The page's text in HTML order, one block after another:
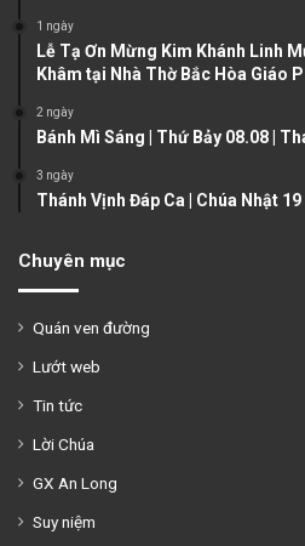
g
1 ngày
Lễ Tạ Ơn Mừng Kim Khánh Linh
Khâm tại Nhà Thờ Bắc Hòa Giáo
2 ngày
Bánh Mì Sáng | Thứ Bảy 08.08 |
3 ngày
Thánh Vịnh Đáp Ca | Chúa Nhật
Chuyên mục
Quán ven đường
Lướt web
Tin tức
Lời Chúa
GX An Long
Suy niệm